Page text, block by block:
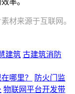
材来源于互联网。
建筑 古建筑消防
哪里？
防火门监
物联网平台开发带